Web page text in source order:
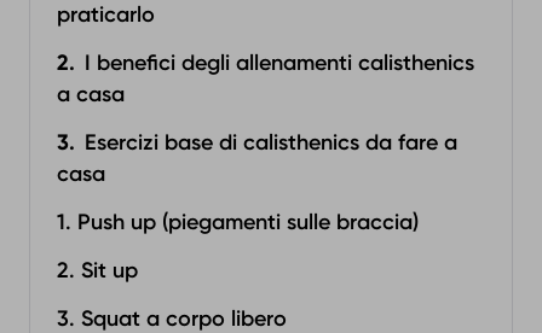
praticarlo
I benefici degli allenamenti calisthenics
a casa
Esercizi base di calisthenics da fare a
casa
1. Push up (piegamenti sulle braccia)
2. Sit up
3. Squat a corpo libero